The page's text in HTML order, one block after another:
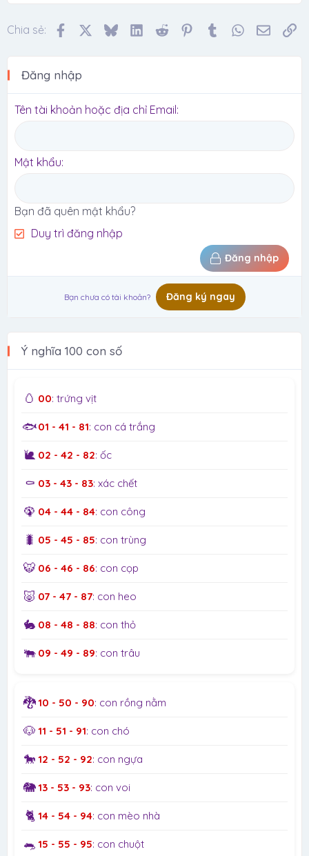
Chia sẻ: FacebookBlueskyLinkedIn
Reddit Pinterest
Tumblr WhatsApp
Email
Đăng nhập
Tên tài khoản hoặc địa chỉ Email
Mật khẩu
Bạn đã quên mật khẩu?
Duy trì đăng nhập
Đăng nhập
Bạn chưa có tài khoản? Đăng ký ngay
Ý nghĩa 100 con số
🥚 00: trứng vịt
🐟01 - 41 - 81: con cá trắng
🐌 02 - 42 - 82: ốc
⚰️ 03 - 43 - 83: xác chết
🦚 04 - 44 - 84: con công
🐛 05 - 45 - 85: con trùng
🐯 06 - 46 - 86: con cọp
🐷 07 - 47 - 87: con heo
🐇 08 - 48 - 88: con thỏ
🐃 09 - 49 - 89: con trâu
🐉10 - 50 - 90: con rồng nằm
🐶 11 - 51 - 91: con chó
🐎 12 - 52 - 92: con ngựa
🐘13 - 53 - 93: con voi
🐈 14 - 54 - 94: con mèo nhà
🐀 15 - 55 - 95: con chuột